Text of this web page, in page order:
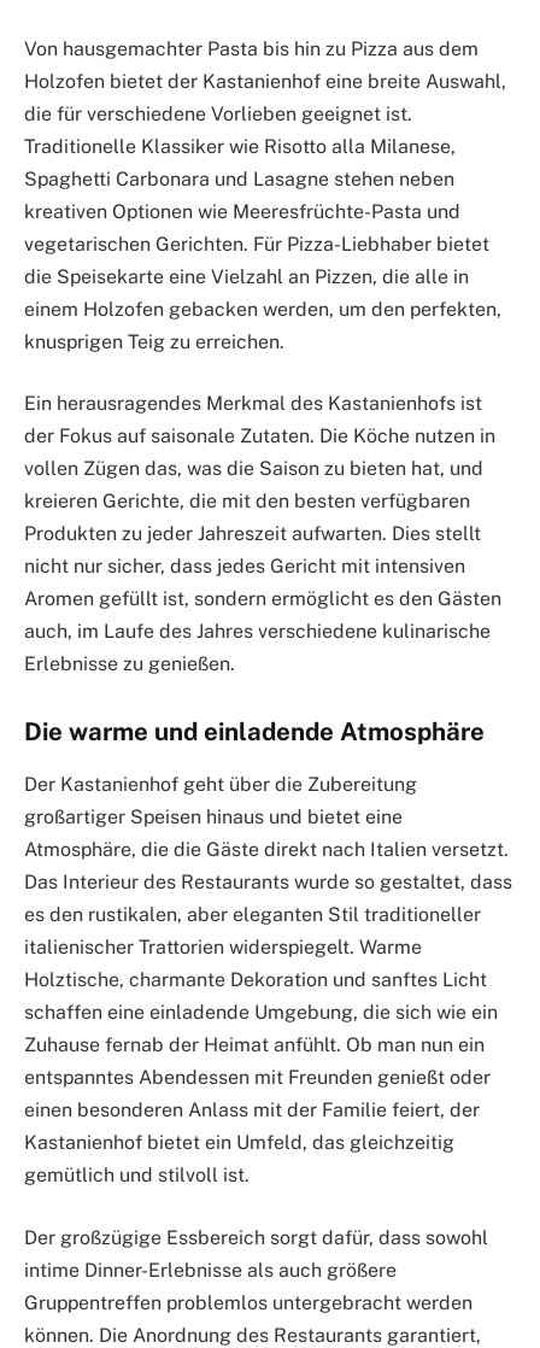
Von hausgemachter Pasta bis hin zu Pizza aus dem
Holzofen bietet der Kastanienhof eine breite Auswahl,
die für verschiedene Vorlieben geeignet ist.
Traditionelle Klassiker wie Risotto alla Milanese,
Spaghetti Carbonara und Lasagne stehen neben
kreativen Optionen wie Meeresfrüchte-Pasta und
vegetarischen Gerichten. Für Pizza-Liebhaber bietet
die Speisekarte eine Vielzahl an Pizzen, die alle in
einem Holzofen gebacken werden, um den perfekten,
knusprigen Teig zu erreichen.
Ein herausragendes Merkmal des Kastanienhofs ist
der Fokus auf saisonale Zutaten. Die Köche nutzen in
vollen Zügen das, was die Saison zu bieten hat, und
kreieren Gerichte, die mit den besten verfügbaren
Produkten zu jeder Jahreszeit aufwarten. Dies stellt
nicht nur sicher, dass jedes Gericht mit intensiven
Aromen gefüllt ist, sondern ermöglicht es den Gästen
auch, im Laufe des Jahres verschiedene kulinarische
Erlebnisse zu genießen.
Die warme und einladende Atmosphäre
Der Kastanienhof geht über die Zubereitung
großartiger Speisen hinaus und bietet eine
Atmosphäre, die die Gäste direkt nach Italien versetzt.
Das Interieur des Restaurants wurde so gestaltet, dass
es den rustikalen, aber eleganten Stil traditioneller
italienischer Trattorien widerspiegelt. Warme
Holztische, charmante Dekoration und sanftes Licht
schaffen eine einladende Umgebung, die sich wie ein
Zuhause fernab der Heimat anfühlt. Ob man nun ein
entspanntes Abendessen mit Freunden genießt oder
einen besonderen Anlass mit der Familie feiert, der
Kastanienhof bietet ein Umfeld, das gleichzeitig
gemütlich und stilvoll ist.
Der großzügige Essbereich sorgt dafür, dass sowohl
intime Dinner-Erlebnisse als auch größere
Gruppentreffen problemlos untergebracht werden
können. Die Anordnung des Restaurants garantiert,